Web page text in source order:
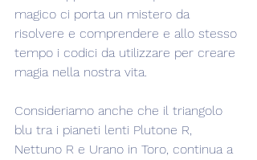
magico ci porta un mistero da
risolvere e comprendere e allo stesso
tempo i codici da utilizzare per creare
magia nella nostra vita.
Consideriamo anche che il triangolo
blu tra i pianeti lenti Plutone R,
Nettuno R e Urano in Toro, continua a